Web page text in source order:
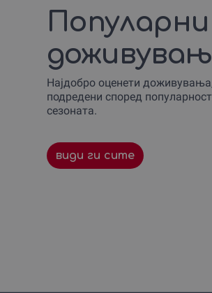
Сликање и вино
Спортско и екстремно возење
Стрелање
Училиште за скијање и
сноубординг
Час по пилотирање на авион
Популарни
Најдобро оценети
подредени според
сезоната.
види ги сите